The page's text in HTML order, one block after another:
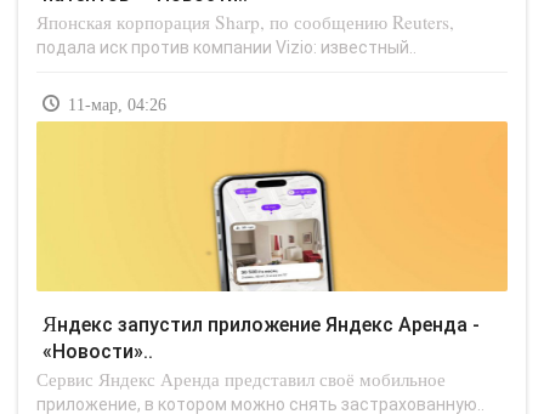
Японская корпорация Sharp, по сообщению Reuters,
подала иск против компании Vizio: известный..
11-мар, 04:26
Яндекс запустил приложение Яндекс Аренда -
«Новости»..
Сервис Яндекс Аренда представил своё мобильное
приложение, в котором можно снять застрахованную..